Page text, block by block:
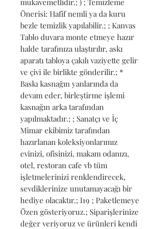
Önerisi: Hafif nemli ya da kuru
bezle temizlik yapılabilir.; ; Kanvas
Tablo duvara monte etmeye hazır
halde tarafınıza ulaştırılır, askı
aparatı tabloya çakılı vaziyette gelir
ve çivi ile birlikte gönderilir.; *
Baskı kasnağın yanlarında da
devam eder, birleştirme işlemi
kasnağın arka tarafından
yapılmaktadır.; ; Sanatçı ve İç
Mimar ekibimiz tarafından
hazırlanan koleksiyonlarımız
evinizi, ofisinizi, makam odanızı,
otel, restoran cafe vb tüm
işletmelerinizi renklendirecek,
sevdiklerinize unutamayacağı bir
hediye olacaktır.; I19 ; Paketlemeye
Özen gösteriyoruz.; Siparişlerinize
değer veriyoruz ve ürünleri kendi